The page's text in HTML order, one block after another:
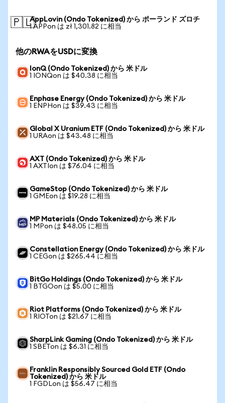
🇵🇱AppLovin (Ondo Tokenized) から ポーランド ズロチ
1 APPon は zł 1,301.82 に相当
他のRWAをUSDに変換
IonQ (Ondo Tokenized) から 米ドル
1 IONQon は $40.38 に相当
Enphase Energy (Ondo Tokenized) から 米ドル
1 ENPHon は $39.43 に相当
Global X Uranium ETF (Ondo Tokenized) から 米ドル
1 URAon は $43.48 に相当
AXT (Ondo Tokenized) から 米ドル
1 AXTIon は $76.04 に相当
GameStop (Ondo Tokenized) から 米ドル
1 GMEon は $19.28 に相当
MP Materials (Ondo Tokenized) から 米ドル
1 MPon は $48.05 に相当
Constellation Energy (Ondo Tokenized) から 米ドル
1 CEGon は $265.44 に相当
BitGo Holdings (Ondo Tokenized) から 米ドル
1 BTGOon は $5.00 に相当
Riot Platforms (Ondo Tokenized) から 米ドル
1 RIOTon は $21.67 に相当
SharpLink Gaming (Ondo Tokenized) から 米ドル
1 SBETon は $6.31 に相当
Franklin Responsibly Sourced Gold ETF (Ondo
Tokenized) から 米ドル
1 FGDLon は $56.47 に相当